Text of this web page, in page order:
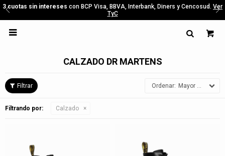
3 cuotas sin intereses con BCP Visa, BBVA, Interbank, Diners y Cencosud. Ver
TyC

CALZADO DR MARTENS
Mayor precio
Filtrando por: Calzado